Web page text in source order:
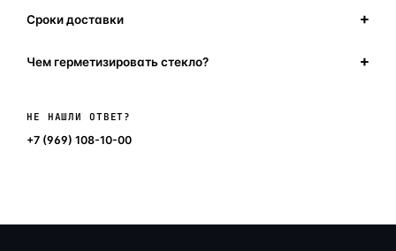
Сроки доставки
Чем герметизировать стекло?
НЕ НАШЛИ ОТВЕТ?
+7 (969) 108-10-00